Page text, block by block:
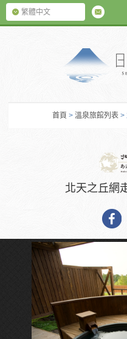
繁體中文
首頁 > 溫泉旅館列表 >
北天之丘網